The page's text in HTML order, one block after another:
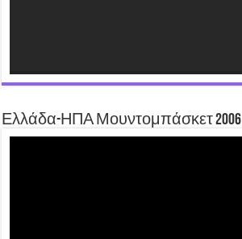
Ελλάδα-ΗΠΑ Μουντομπάσκετ 2006